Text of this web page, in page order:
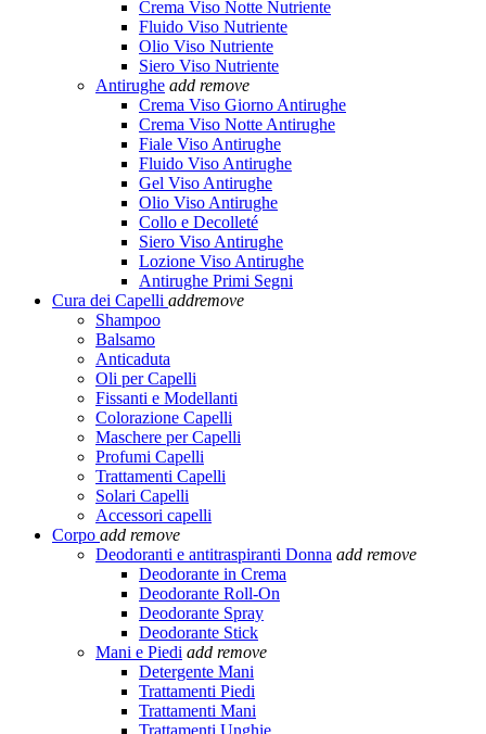
Crema Viso Notte Nutriente
Fluido Viso Nutriente
Olio Viso Nutriente
Siero Viso Nutriente
Antirughe add remove
Crema Viso Giorno Antirughe
Crema Viso Notte Antirughe
Fiale Viso Antirughe
Fluido Viso Antirughe
Gel Viso Antirughe
Olio Viso Antirughe
Collo e Decolleté
Siero Viso Antirughe
Lozione Viso Antirughe
Antirughe Primi Segni
Cura dei Capelli addremove
Shampoo
Balsamo
Anticaduta
Oli per Capelli
Fissanti e Modellanti
Colorazione Capelli
Maschere per Capelli
Profumi Capelli
Trattamenti Capelli
Solari Capelli
Accessori capelli
Corpo add remove
Deodoranti e antitraspiranti Donna add remove
Deodorante in Crema
Deodorante Roll-On
Deodorante Spray
Deodorante Stick
Mani e Piedi add remove
Detergente Mani
Trattamenti Piedi
Trattamenti Mani
Trattamenti Unghie